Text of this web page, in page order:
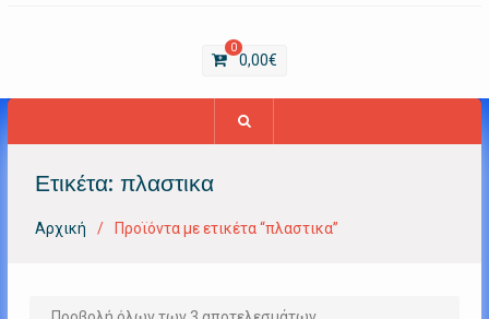
0
0,00€
Ετικέτα: πλαστικα
Αρχική Προϊόντα με ετικέτα “πλαστικα”